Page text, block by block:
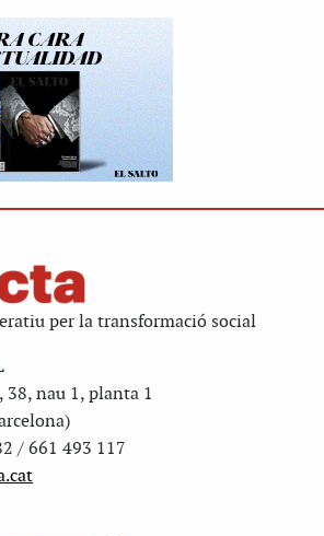
per la transformació social
38, nau 1, planta 1
/ 661 493 117